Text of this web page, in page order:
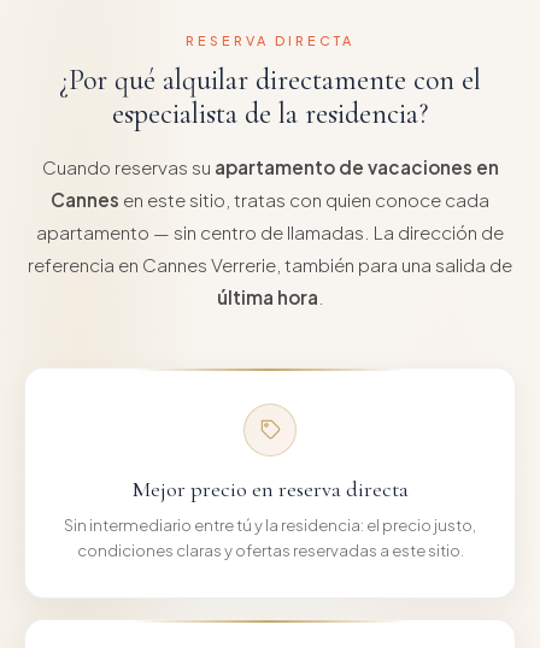
RESERVA DIRECTA
¿Por qué alquilar directamente con el
especialista de la residencia?
Cuando reservas su apartamento de vacaciones en
Cannes en este sitio, tratas con quien conoce cada
apartamento — sin centro de llamadas. La dirección de
referencia en Cannes Verrerie, también para una salida de
última hora
Mejor precio en reserva directa
Sin intermediario entre tú y la residencia: el precio justo,
condiciones claras y ofertas reservadas a este sitio.